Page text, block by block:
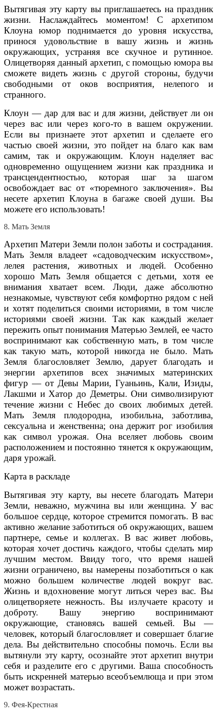
Вытягивая эту карту вы приглашаетесь на праздник
жизни. Наслаждайтесь моментом! С архетипом
Клоуна юмор поднимается до уровня искусства,
принося удовольствие в вашу жизнь и жизнь
окружающих, устраняя все скучное и рутинное.
Олицетворяя данный архетип, с помощью юмора вы
сможете видеть жизнь с другой стороны, будучи
свободными от оков восприятия, нелепого и
странного.
Клоун — дар для вас и для жизни, действует ли он
через вас или через кого-то в вашем окружении.
Если вы признаете этот архетип и сделаете его
частью своей жизни, это пойдет на благо как вам
самим, так и окружающим. Клоун наделяет вас
одновременно ощущением жизни как праздника и
трансцендентностью, которая шаг за шагом
освобождает вас от «тюремного заключения». Вы
несете архетип Клоуна в багаже своей души. Вы
можете его использовать!
8. Мать Земля
Архетип Матери Земли полон заботы и сострадания.
Мать Земля владеет «садоводческим искусством»,
лелея растения, животных и людей. Особенно
хорошо Мать Земля общается с детьми, хотя ее
внимания хватает всем. Люди, даже абсолютно
незнакомые, чувствуют себя комфортно рядом с ней
и хотят поделиться своими историями, в том числе
историями своей жизни. Так как каждый желает
пережить опыт понимания Матерью Землей, ее часто
воспринимают как собственную мать, в том числе
как такую мать, которой никогда не было. Мать
Земля благословляет Землю, дарует благодать и
энергии архетипов всех значимых материнских
фигур — от Девы Марии, Гуаньинь, Кали, Изиды,
Лакшми и Хатор до Деметры. Они символизируют
течение жизни с Небес до своих любимых детей.
Мать Земля плодородна, изобильна, заботлива,
сексуальна и женственна; она держит рог изобилия
как символ урожая. Она вселяет любовь своим
расположением и постоянно тянется к окружающим,
даря урожай.
Карта в раскладе
Вытягивая эту карту, вы несете благодать Матери
Земли, неважно, мужчина вы или женщина. У вас
большое сердце, которое стремится помогать. В вас
активно желание заботиться об окружающих, вашем
партнере, семье и коллегах. В вас живет любовь,
которая хочет достичь каждого, чтобы сделать мир
лучшим местом. Ввиду того, что время нашей
жизни ограничено, вы намерены позаботиться о как
можно большем количестве людей вокруг вас.
Жизнь и вдохновение могут литься через вас. Вы
олицетворяете нежность. Вы излучаете красоту и
доброту. Вашу энергию воспринимают
окружающие, становясь вашей семьей. Вы —
человек, который благословляет и совершает благие
дела. Вы действительно способны помочь. Если вы
вытянули эту карту, осознайте этот архетип внутри
себя и разделите его с другими. Ваша способность
быть искренней матерью всеобъемлюща и при этом
может возрастать.
9. Фея-Крестная